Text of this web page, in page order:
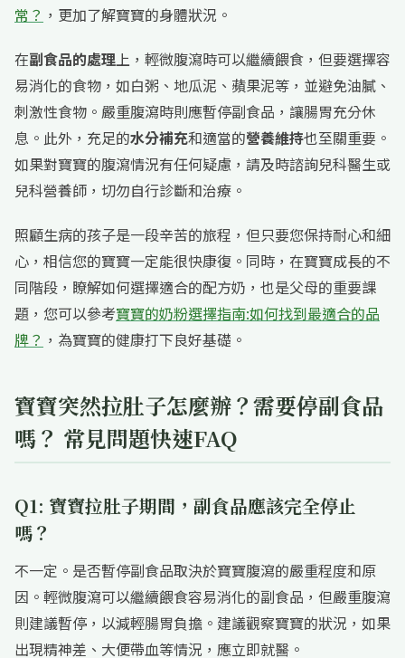
常？ ，更加了解寶寶的身體狀況。
在副食品的處理上，輕微腹瀉時可以繼續餵食，但要選擇容
易消化的食物，如白粥、地瓜泥、蘋果泥等，並避免油膩、
刺激性食物。嚴重腹瀉時則應暫停副食品，讓腸胃充分休
息。此外，充足的水分補充和適當的營養維持也至關重要。
如果對寶寶的腹瀉情況有任何疑慮，請及時諮詢兒科醫生或
兒科營養師，切勿自行診斷和治療。
照顧生病的孩子是一段辛苦的旅程，但只要您保持耐心和細
心，相信您的寶寶一定能很快康復。同時，在寶寶成長的不
同階段，瞭解如何選擇適合的配方奶，也是父母的重要課
題，您可以參考寶寶的奶粉選擇指南:如何找到最適合的品
牌？ ，為寶寶的健康打下良好基礎。
寶寶突然拉肚子怎麼辦？需要停副食品
嗎？ 常見問題快速FAQ
Q1: 寶寶拉肚子期間，副食品應該完全停止
嗎？
不一定。是否暫停副食品取決於寶寶腹瀉的嚴重程度和原
因。輕微腹瀉可以繼續餵食容易消化的副食品，但嚴重腹瀉
則建議暫停，以減輕腸胃負擔。建議觀察寶寶的狀況，如果
出現精神差、大便帶血等情況，應立即就醫。